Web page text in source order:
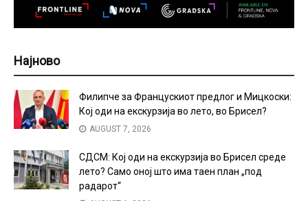
Најново
Филипче за Францускиот предлог и Мицкоски:
Кој оди на екскурзија во лето, во Брисел?
AUGUST 7, 2026
СДСМ: Кој оди на екскурзија во Брисел среде
лето? Само оној што има таен план „под
радарот“